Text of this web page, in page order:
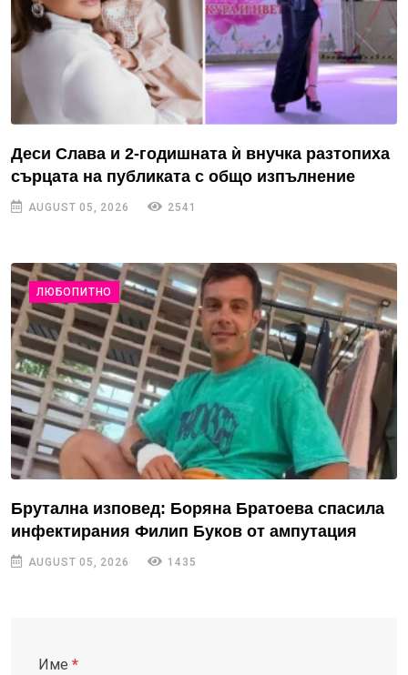
Деси Слава и 2-годишната ѝ внучка разтопиха
сърцата на публиката с общо изпълнение
AUGUST 05, 2026 2541
ЛЮБОПИТНО
Брутална изповед: Боряна Братоева спасила
инфектирания Филип Буков от ампутация
AUGUST 05, 2026 1435
Име *